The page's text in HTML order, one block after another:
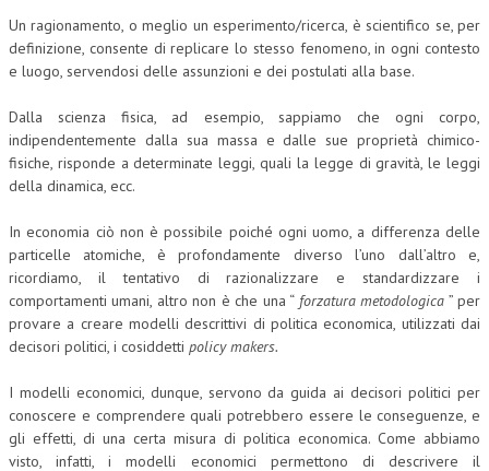
Un ragionamento, o meglio un esperimento/ricerca, è scientifico se, per
definizione, consente di replicare lo stesso fenomeno, in ogni contesto
e luogo, servendosi delle assunzioni e dei postulati alla base.
Dalla scienza fisica, ad esempio, sappiamo che ogni corpo,
indipendentemente dalla sua massa e dalle sue proprietà chimico-
fisiche, risponde a determinate leggi, quali la legge di gravità, le leggi
della dinamica, ecc.
In economia ciò non è possibile poiché ogni uomo, a differenza delle
particelle atomiche, è profondamente diverso l’uno dall’altro e,
ricordiamo, il tentativo di razionalizzare e standardizzare i
comportamenti umani, altro non è che una “ forzatura metodologica ” per
provare a creare modelli descrittivi di politica economica, utilizzati dai
decisori politici, i cosiddetti policy makers.
I modelli economici, dunque, servono da guida ai decisori politici per
conoscere e comprendere quali potrebbero essere le conseguenze, e
gli effetti, di una certa misura di politica economica. Come abbiamo
visto, infatti, i modelli economici permettono di descrivere il